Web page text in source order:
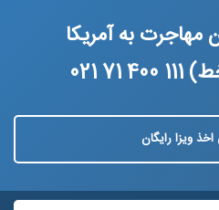
مهاجرت به آمریکا
اخذ ویزا رایگان